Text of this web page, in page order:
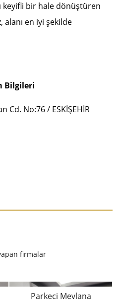
keyifli bir hale dönüştüren
alanı en iyi şekilde
Bilgileri
Cd. No:76 / ESKİŞEHİR
firmalar
Parkeci Mevlana